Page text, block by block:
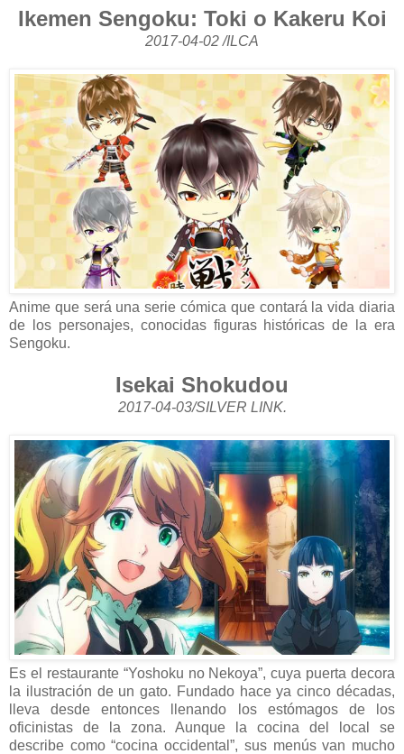
Ikemen Sengoku: Toki o Kakeru Koi
2017-04-02 /ILCA
Anime que será una serie cómica que contará la vida diaria
de los personajes, conocidas figuras históricas de la era
Sengoku.
Isekai Shokudou
2017-04-03/SILVER LINK.
Es el restaurante “Yoshoku no Nekoya”, cuya puerta decora
la ilustración de un gato. Fundado hace ya cinco décadas,
lleva desde entonces llenando los estómagos de los
oficinistas de la zona. Aunque la cocina del local se
describe como “cocina occidental”, sus menús van mucho